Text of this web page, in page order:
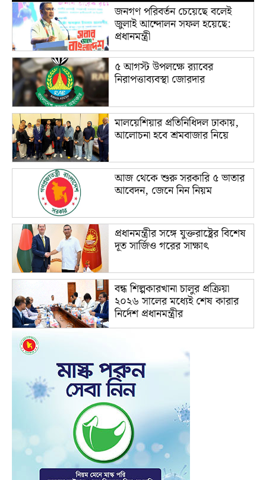
জনগণ পরিবর্তন চেয়েছে বলেই
জুলাই আন্দোলন সফল হয়েছে:
প্রধানমন্ত্রী
৫ আগস্ট উপলক্ষে র‌্যাবের
নিরাপত্তাব্যবস্থা জোরদার
মালয়েশিয়ার প্রতিনিধিদল ঢাকায়,
আলোচনা হবে শ্রমবাজার নিয়ে
আজ থেকে শুরু সরকারি ৫ ভাতার
আবেদন, জেনে নিন নিয়ম
প্রধানমন্ত্রীর সঙ্গে যুক্তরাষ্ট্রের বিশেষ
দূত সার্জিও গরের সাক্ষাৎ
বন্ধ শিল্পকারখানা চালুর প্রক্রিয়া
২০২৬ সালের মধ্যেই শেষ কারার
নির্দেশ প্রধানমন্ত্রীর